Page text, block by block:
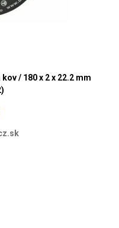
kov / 180 x 2 x 22.2 mm